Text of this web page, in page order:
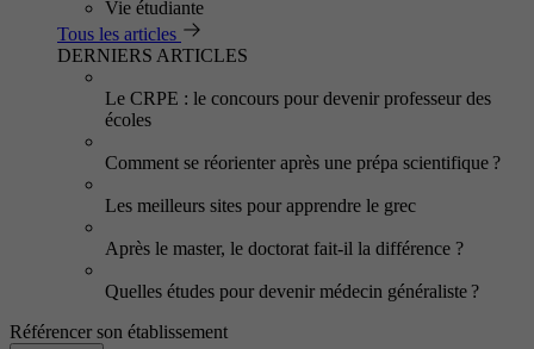
Vie étudiante
Tous les articles
DERNIERS ARTICLES
Le CRPE : le concours pour devenir professeur des
écoles
Comment se réorienter après une prépa scientifique ?
Les meilleurs sites pour apprendre le grec
Après le master, le doctorat fait-il la différence ?
Quelles études pour devenir médecin généraliste ?
Référencer son établissement